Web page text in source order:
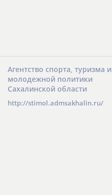
Агентство спорта, туризма и
молодежной политики
Сахалинской области
http://stimol.admsakhalin.ru/